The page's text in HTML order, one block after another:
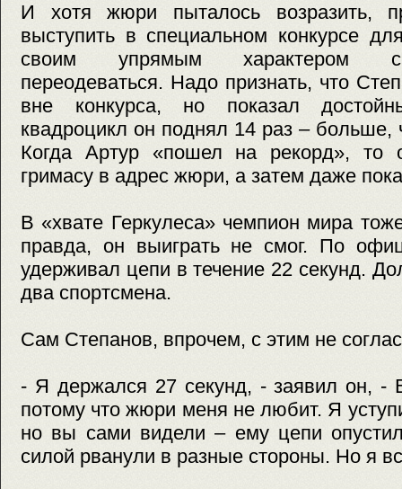
И хотя жюри пыталось возразить,
выступить в специальном конкурсе
своим упрямым характером
переодеваться. Надо признать, что
вне конкурса, но показал
квадроцикл он поднял 14 раз – больше,
Когда Артур «пошел на рекорд», то
гримасу в адрес жюри, а затем даже
В «хвате Геркулеса» чемпион мира
правда, он выиграть не смог. По
удерживал цепи в течение 22 секунд.
два спортсмена.
Сам Степанов, впрочем, с этим не
- Я держался 27 секунд, - заявил он, -
потому что жюри меня не любит. Я
но вы сами видели – ему цепи
силой рванули в разные стороны. Но я